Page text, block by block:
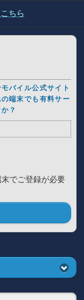
バイル公式サイト
端末でも有料サー
？
でご登録が必要